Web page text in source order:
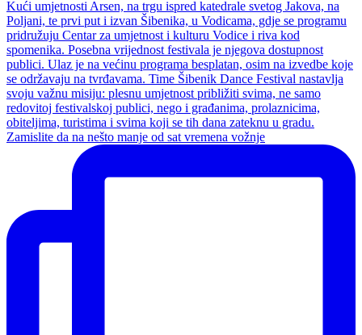
Zamislite da na nešto manje od sat vremena vožnje